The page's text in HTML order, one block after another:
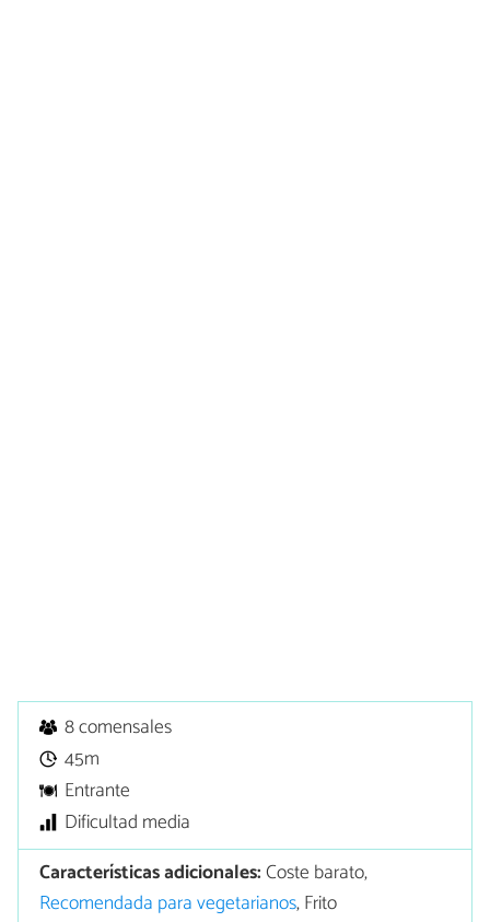
8 comensales
45m
Entrante
Dificultad media
Características adicionales:Coste barato,
Recomendada para vegetarianos, Frito